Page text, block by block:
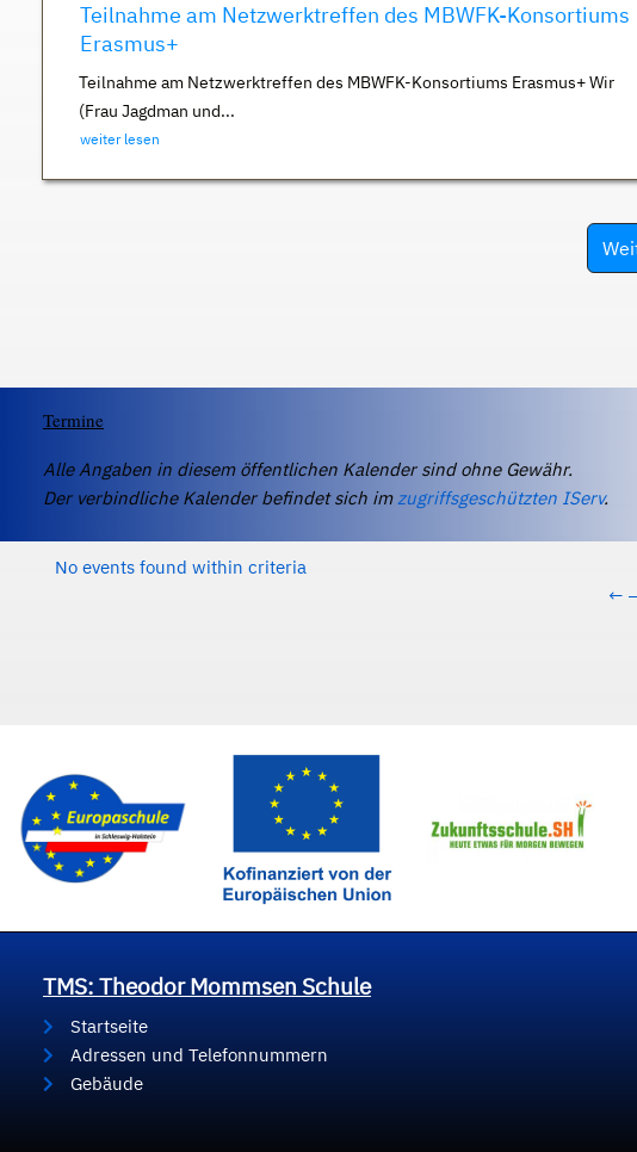
Teilnahme am Netzwerktreffen des MBWFK-Konsortiums
Erasmus+
Teilnahme am Netzwerktreffen des MBWFK-Konsortiums Erasmus+ Wir
(Frau Jagdman und...
weiter lesen
Termine
Alle Angaben in diesem öffentlichen Kalender sind ohne Gewähr.
Der verbindliche Kalender befindet sich imzugriffsgeschützten IServ.
No events found within criteria
←
TMS: Theodor Mommsen Schule
Startseite
Adressen und Telefonnummern
Gebäude